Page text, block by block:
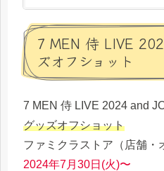
7 MEN 侍 LIVE
ズオフショット
7 MEN 侍 LIVE 2024 and
グッズオフショット
ファミクラストア（店舗・
2024年7月30日(火)〜